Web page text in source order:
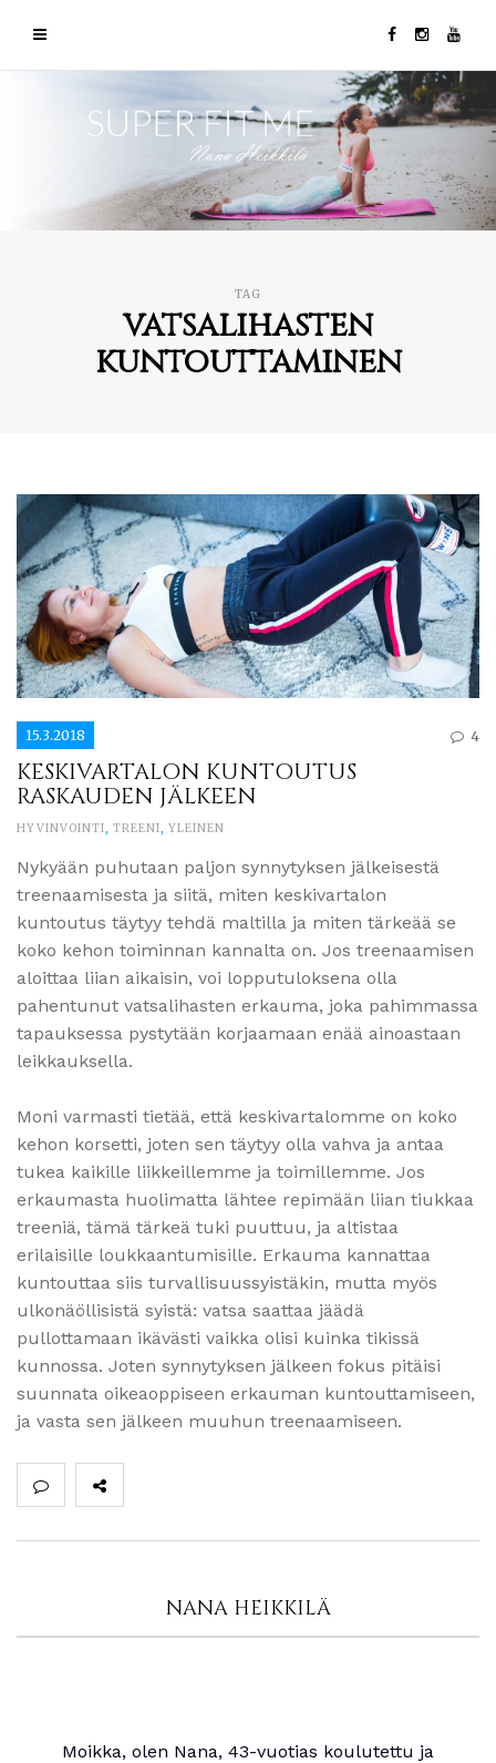
TAG
vatsalihasten
kuntouttaminen
15.3.2018 4
KESKIVARTALON KUNTOUTUS
RASKAUDEN JÄLKEEN
HYVINVOINTI TREENI YLEINEN
Nykyään puhutaan paljon synnytyksen jälkeisestä
treenaamisesta ja siitä, miten keskivartalon
kuntoutus täytyy tehdä maltilla ja miten tärkeää se
koko kehon toiminnan kannalta on. Jos treenaamisen
aloittaa liian aikaisin, voi lopputuloksena olla
pahentunut vatsalihasten erkauma, joka pahimmassa
tapauksessa pystytään korjaamaan enää ainoastaan
leikkauksella.
Moni varmasti tietää, että keskivartalomme on koko
kehon korsetti, joten sen täytyy olla vahva ja antaa
tukea kaikille liikkeillemme ja toimillemme. Jos
erkaumasta huolimatta lähtee repimään liian tiukkaa
treeniä, tämä tärkeä tuki puuttuu, ja altistaa
erilaisille loukkaantumisille. Erkauma kannattaa
kuntouttaa siis turvallisuussyistäkin, mutta myös
ulkonäöllisistä syistä: vatsa saattaa jäädä
pullottamaan ikävästi vaikka olisi kuinka tikissä
kunnossa. Joten synnytyksen jälkeen fokus pitäisi
suunnata oikeaoppiseen erkauman kuntouttamiseen,
ja vasta sen jälkeen muuhun treenaamiseen.
NANA HEIKKILÄ
Moikka, olen Nana, 43-vuotias koulutettu ja